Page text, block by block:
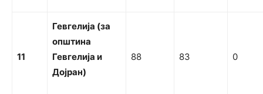
11
Гевгелија (за
општина
Гевгелија и
Дојран)
88 83 0